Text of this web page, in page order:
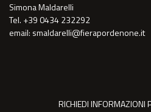
Simona Maldarelli
Tel. +39 0434 232292
email: smaldarelli@fierapordenone.it
RICHIEDI INFORMAZIONI